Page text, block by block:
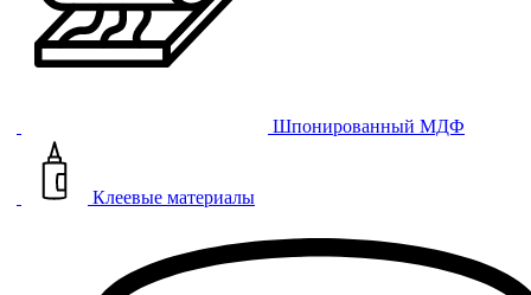
Шпонированный МДФ
Клеевые материалы